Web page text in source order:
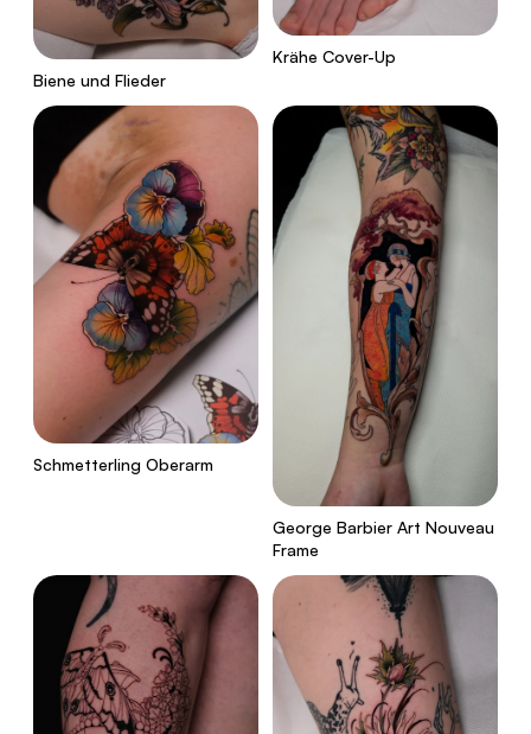
Biene und Flieder
Krähe Cover-Up
Schmetterling Oberarm
George Barbier Art Nouveau
Frame